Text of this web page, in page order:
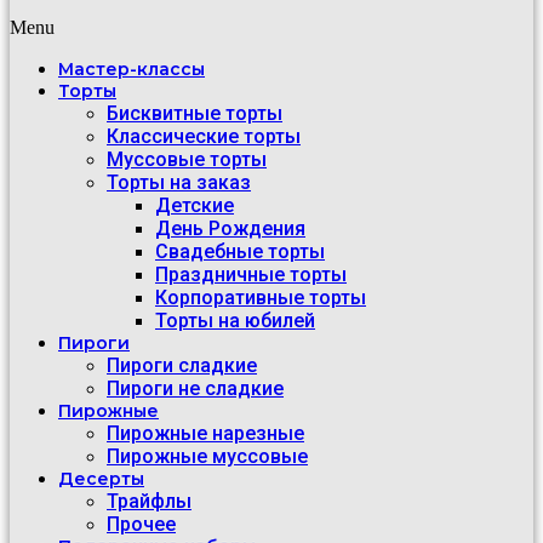
Menu
Мастер-классы
Торты
Бисквитные торты
Классические торты
Муссовые торты
Торты на заказ
Детские
День Рождения
Свадебные торты
Праздничные торты
Корпоративные торты
Торты на юбилей
Пироги
Пироги сладкие
Пироги не сладкие
Пирожные
Пирожные нарезные
Пирожные муссовые
Десерты
Трайфлы
Прочее